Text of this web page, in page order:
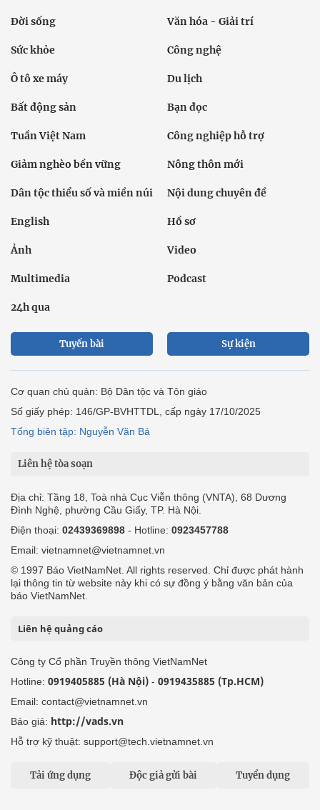
Đời sống Văn hóa - Giải trí
Sức khỏe Công nghệ
Ô tô xe máy Du lịch
Bất động sản Bạn đọc
Tuần Việt Nam Công nghiệp hỗ trợ
Giảm nghèo bền vững Nông thôn mới
Dân tộc thiểu số và miền núi Nội dung chuyên đề
English Hồ sơ
Ảnh Video
Multimedia Podcast
24h qua
Tuyến bài Sự kiện
Cơ quan chủ quản: Bộ Dân tộc và Tôn giáo
Số giấy phép: 146/GP-BVHTTDL, cấp ngày 17/10/2025
Tổng biên tập: Nguyễn Văn Bá
Liên hệ tòa soạn
Địa chỉ: Tầng 18, Toà nhà Cục Viễn thông (VNTA), 68 Dương
Đình Nghệ, phường Cầu Giấy, TP. Hà Nội.
Điện thoại: 02439369898 - Hotline: 0923457788
Email: vietnamnet@vietnamnet.vn
© 1997 Báo VietNamNet. All rights reserved. Chỉ được phát hành
lại thông tin từ website này khi có sự đồng ý bằng văn bản của
báo VietNamNet.
Liên hệ quảng cáo
Công ty Cổ phần Truyền thông VietNamNet
Hotline: 0919405885 (Hà Nội) - 0919435885 (Tp.HCM)
Email: contact@vietnamnet.vn
Báo giá: http://vads.vn
Hỗ trợ kỹ thuật: support@tech.vietnamnet.vn
Tải ứng dụng Độc giả gửi bài Tuyển dụng